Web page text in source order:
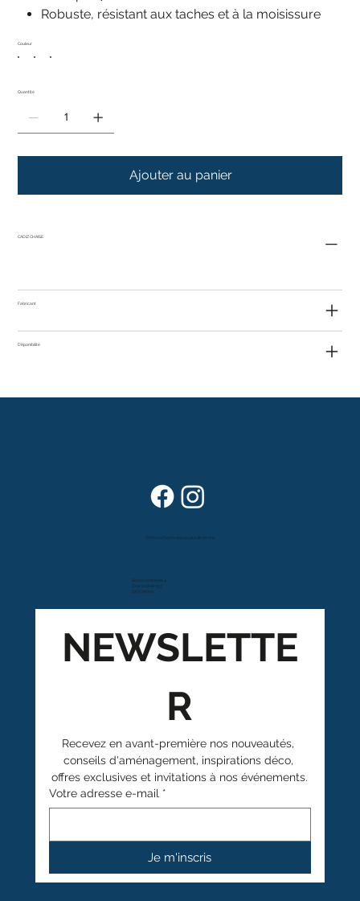
Robuste, résistant aux taches et à la moisissure
Couleur
Quantité
Ajouter au panier
CADIZ CHAISE
Fabricant
Disponibilité
Route cantonale 4
Case postale 157
1963 Vétroz
Dans vos foyers depuis plus de 80 ans
NEWSLETTE
R
Recevez en avant-première nos nouveautés,
conseils d'aménagement, inspirations déco,
offres exclusives et invitations à nos événements.
Votre adresse e-mail *
Je m'inscris